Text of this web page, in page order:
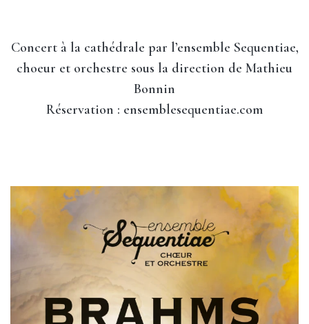
Concert à la cathédrale par l’ensemble Sequentiae,
choeur et orchestre sous la direction de Mathieu
Bonnin
Réservation : ensemblesequentiae.com